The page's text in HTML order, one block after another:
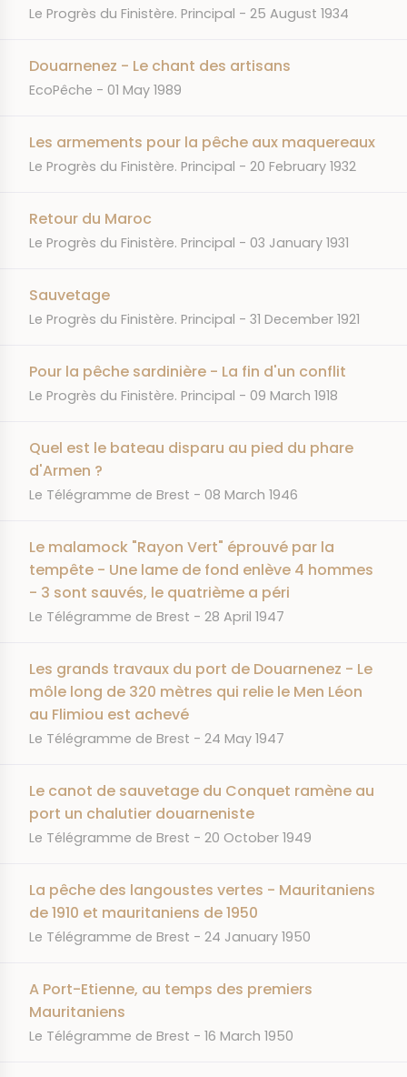
JOURNAL
Le Progrès du Finistère. Principal DATE
25 August 1934
Douarnenez - Le chant des artisans
JOURNAL
EcoPêche DATE
01 May 1989
Les armements pour la pêche aux maquereaux
JOURNAL
Le Progrès du Finistère. Principal DATE
20 February 1932
Retour du Maroc
JOURNAL
Le Progrès du Finistère. Principal DATE
03 January 1931
Sauvetage
JOURNAL
Le Progrès du Finistère. Principal DATE
31 December 1921
Pour la pêche sardinière - La fin d'un conflit
JOURNAL
Le Progrès du Finistère. Principal DATE
09 March 1918
Quel est le bateau disparu au pied du phare
d'Armen ?
JOURNAL
Le Télégramme de Brest DATE
08 March 1946
Le malamock "Rayon Vert" éprouvé par la
tempête - Une lame de fond enlève 4 hommes
- 3 sont sauvés, le quatrième a péri
JOURNAL
Le Télégramme de Brest DATE
28 April 1947
Les grands travaux du port de Douarnenez - Le
môle long de 320 mètres qui relie le Men Léon
au Flimiou est achevé
JOURNAL
Le Télégramme de Brest DATE
24 May 1947
Le canot de sauvetage du Conquet ramène au
port un chalutier douarneniste
JOURNAL
Le Télégramme de Brest DATE
20 October 1949
La pêche des langoustes vertes - Mauritaniens
de 1910 et mauritaniens de 1950
JOURNAL
Le Télégramme de Brest DATE
24 January 1950
A Port-Etienne, au temps des premiers
Mauritaniens
JOURNAL
Le Télégramme de Brest DATE
16 March 1950